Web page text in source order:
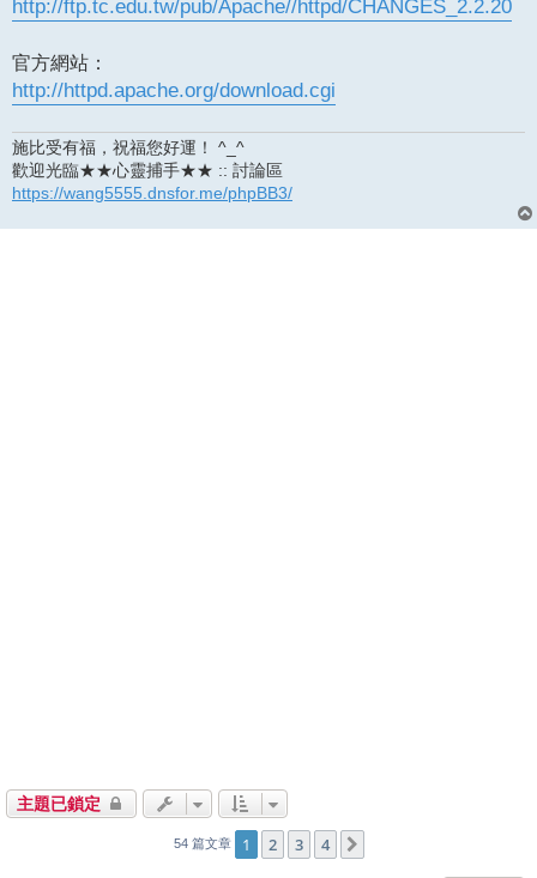
http://ftp.tc.edu.tw/pub/Apache//httpd/CHANGES_2.2.20
官方網站：
http://httpd.apache.org/download.cgi
施比受有福，祝福您好運！ ^_^
歡迎光臨★★心靈捕手★★ :: 討論區
https://wang5555.dnsfor.me/phpBB3/
主題已鎖定
54 篇文章 1 2 3 4